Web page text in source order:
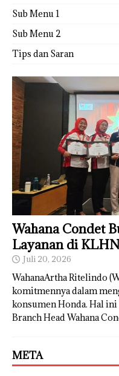
Sub Menu 1
Sub Menu 2
Tips dan Saran
Wahana Condet
Layanan di
Juli 20, 2026
WahanaArtha Ritelindo
komitmennya dalam
konsumen Honda. Hal
Branch Head Wahana
META